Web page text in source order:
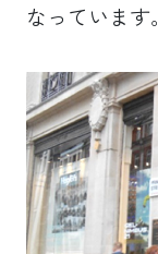
なっています。